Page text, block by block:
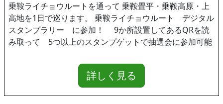
乗鞍ライチョウルートを通って 乗鞍畳平・乗鞍高原・上
高地を1日で巡ります。 乗鞍ライチョウルート デジタル
スタンプラリー に参加！ 9か所設置してあるQRを読
み取って 5つ以上のスタンプゲットで抽選会に参加可能
詳しく見る